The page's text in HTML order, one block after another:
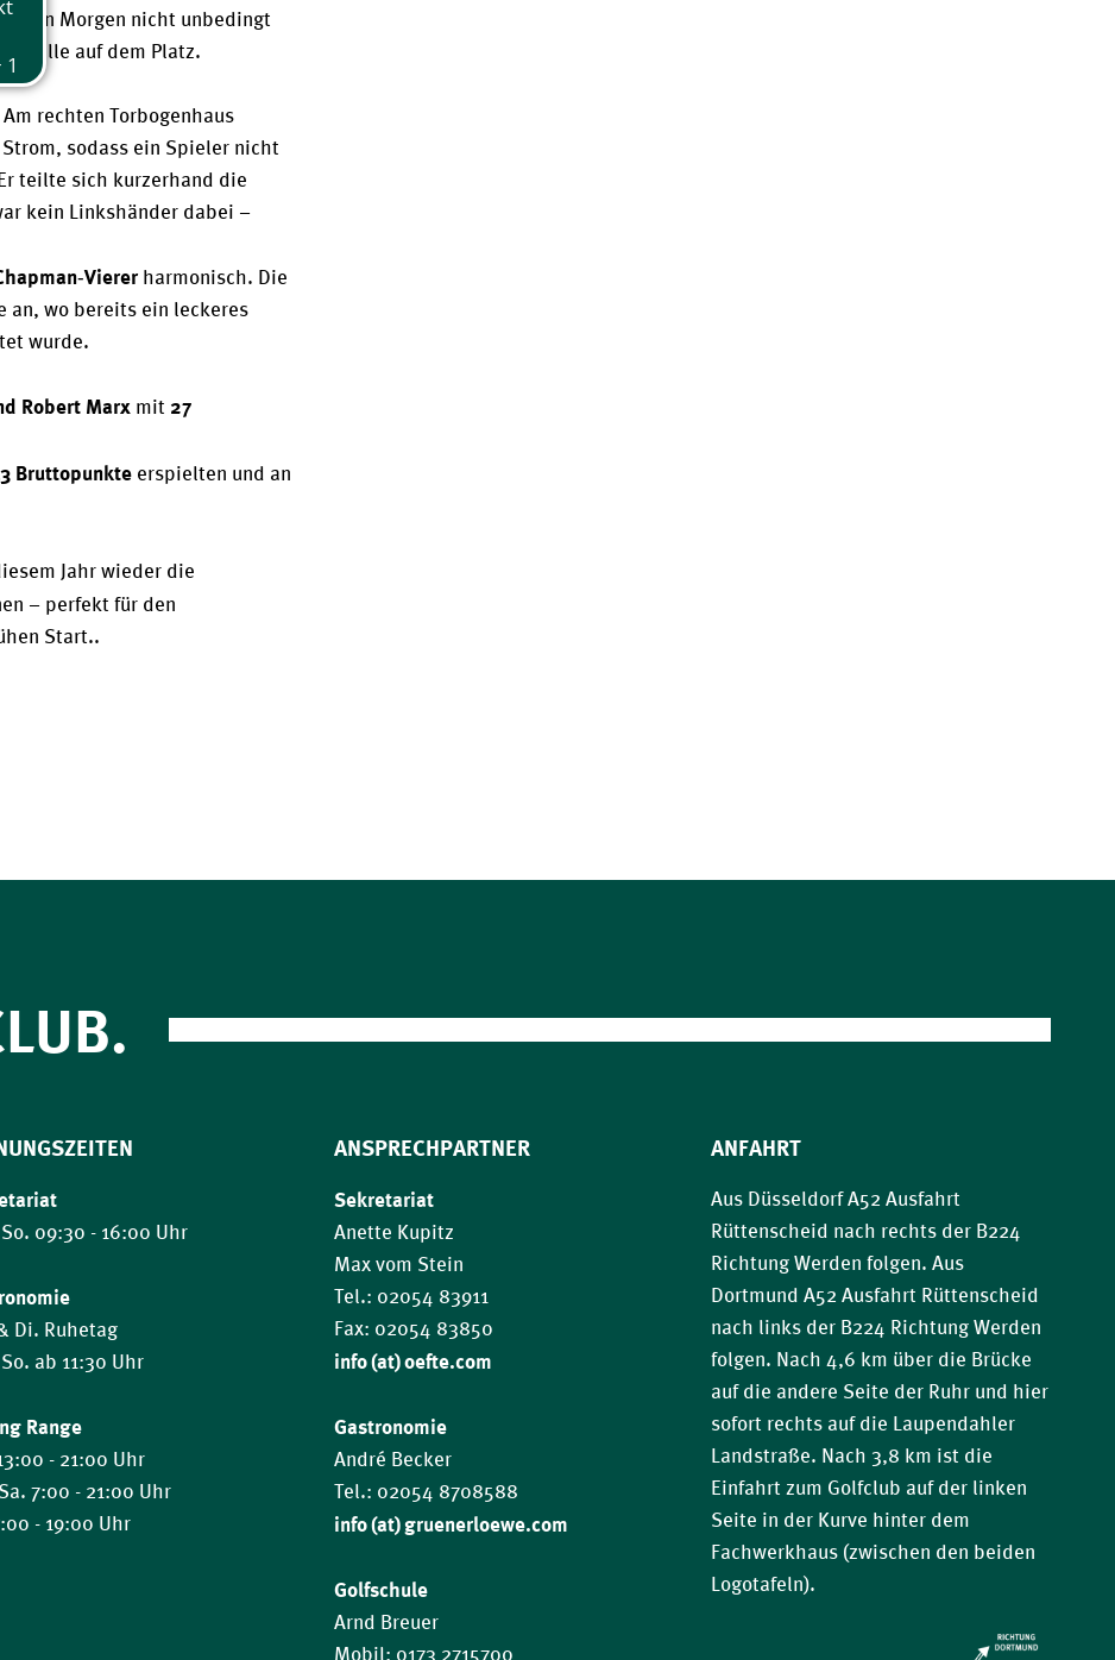
Morgen nicht unbedingt
alle auf dem Platz.
rechten Torbogenhaus
sodass ein Spieler nicht
teilte sich kurzerhand die
kein Linkshänder dabei –
harmonisch. Die
an, wo bereits ein leckeres
wurde.
Robert Marx mit 27
Bruttopunkte erspielten und an
Jahr wieder die
– perfekt für den
Start..
09:30 - 16:00 Uhr
Di. Ruhetag
ab 11:30 Uhr
Range
- 21:00 Uhr
7:00 - 21:00 Uhr
- 19:00 Uhr
ANSPRECHPARTNER
Sekretariat
Anette Kupitz
Max vom Stein
Tel.: 02054 83911
Fax: 02054 83850
info (at) oefte.com
Gastronomie
André Becker
Tel.: 02054 8708588
info (at) gruenerloewe.com
Golfschule
Arnd Breuer
Mobil: 0173 2715700
ANFAHRT
Aus Düsseldorf A52 Ausfahrt
Rüttenscheid nach rechts der B224
Richtung Werden folgen. Aus
Dortmund A52 Ausfahrt Rüttenscheid
nach links der B224 Richtung Werden
folgen. Nach 4,6 km über die Brücke
auf die andere Seite der Ruhr und hier
sofort rechts auf die Laupendahler
Landstraße. Nach 3,8 km ist die
Einfahrt zum Golfclub auf der linken
Seite in der Kurve hinter dem
Fachwerkhaus (zwischen den beiden
Logotafeln).